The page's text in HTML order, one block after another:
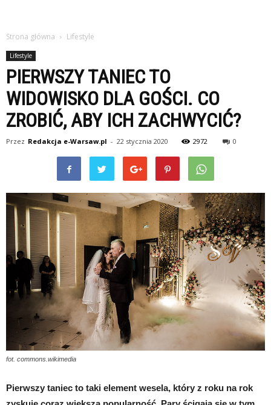
Strona główna Lifestyle
Lifestyle
PIERWSZY TANIEC TO
WIDOWISKO DLA GOŚCI. CO
ZROBIĆ, ABY ICH ZACHWYCIĆ?
Przez Redakcja e-Warsaw.pl - 22 stycznia 2020 2972 0
fot. commons.wikimedia
Pierwszy taniec to taki element wesela, który z roku na rok